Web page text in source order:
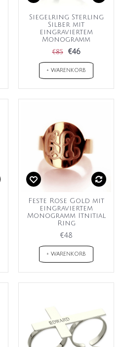
Siegelring Sterling
Silber mit
eingraviertem
Monogramm
€85 €46
+ WARENKORB
Feste Rose Gold mit
eingraviertem
Monogramm Itnitial
Ring
€48
+ WARENKORB